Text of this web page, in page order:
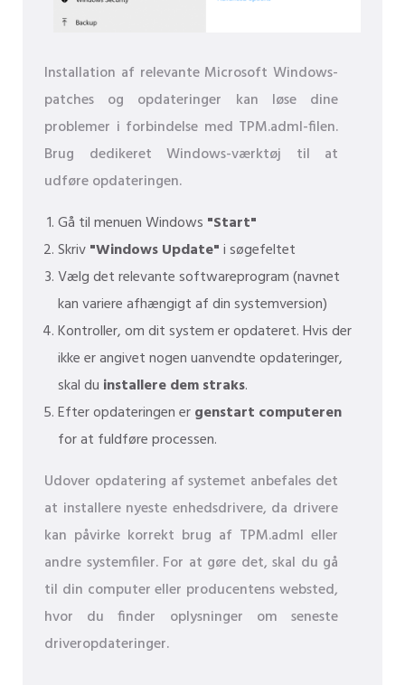
Installation af relevante Microsoft Windows-
patches og opdateringer kan løse dine
problemer i forbindelse med TPM.adml-filen.
Brug dedikeret Windows-værktøj til at
udføre opdateringen.
Gå til menuen Windows "Start"
Skriv"Windows Update"i søgefeltet
Vælg det relevante softwareprogram (navnet
kan variere afhængigt af din systemversion)
Kontroller, om dit system er opdateret. Hvis der
ikke er angivet nogen uanvendte opdateringer,
skal du installere dem straks.
Efter opdateringen ergenstart computeren
for at fuldføre processen.
Udover opdatering af systemet anbefales det
at installere nyeste enhedsdrivere, da drivere
kan påvirke korrekt brug af TPM.adml eller
andre systemfiler. For at gøre det, skal du gå
til din computer eller producentens websted,
hvor du finder oplysninger om seneste
driveropdateringer.